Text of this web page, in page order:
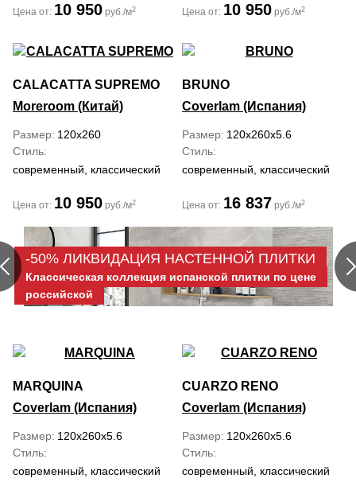
Цена от: 10 950 руб./м2 Цена от: 10 950 руб./м2
CALACATTA SUPREMO
Moreroom (Китай)
Размер 120x260
Стиль
современный, классический
Цена от: 10 950 руб./м2
BRUNO
Coverlam (Испания)
Размер 120x260x5.6
Стиль
современный, классический
Цена от: 16 837 руб./м2
-50% ЛИКВИДАЦИЯ НАСТЕННОЙ ПЛИТКИ
Классическая коллекция испанской плитки по цене
российской
MARQUINA
Coverlam (Испания)
Размер 120x260x5.6
Стиль
современный, классический
CUARZO RENO
Coverlam (Испания)
Размер 120x260x5.6
Стиль
современный, классический